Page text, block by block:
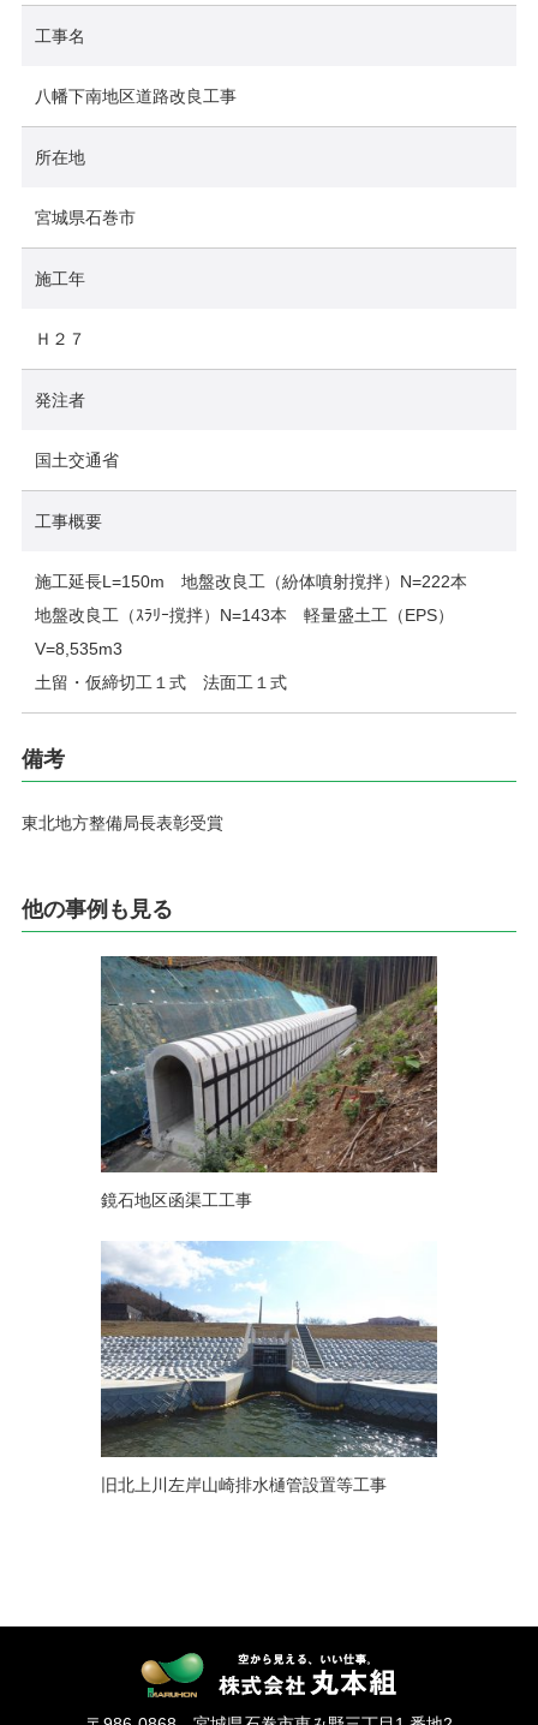
工事名
八幡下南地区道路改良工事
所在地
宮城県石巻市
施工年
Ｈ２７
発注者
国土交通省
工事概要
施工延長L=150m 地盤改良工（紛体噴射撹拌）N=222本
地盤改良工（ｽﾗﾘｰ撹拌）N=143本 軽量盛土工（EPS）
V=8,535m3
土留・仮締切工１式 法面工１式
備考
東北地方整備局長表彰受賞
他の事例も見る
鏡石地区函渠工工事
旧北上川左岸山崎排水樋管設置等工事